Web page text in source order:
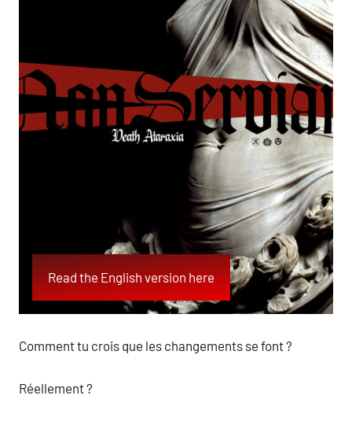
Read the English version here
Comment tu crois que les changements se font ?
Réellement ?